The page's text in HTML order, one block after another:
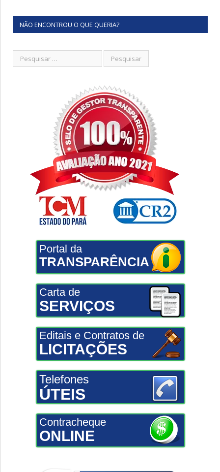
NÃO ENCONTROU O QUE QUERIA?
Portal da
TRANSPARÊNCIA
Carta de
SERVIÇOS
Editais e Contratos de
LICITAÇÕES
Telefones
ÚTEIS
Contracheque
ONLINE